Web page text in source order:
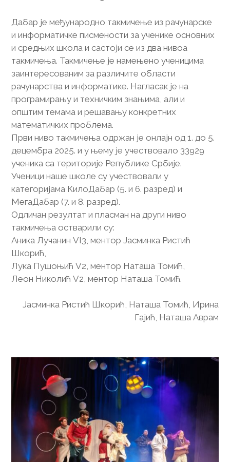
Дабар је међународно такмичење из рачунарске
и информатичке писмености за ученике основних
и средњих школа и састоји се из два нивоа
такмичења. Такмичење је намењено ученицима
заинтересованим за различите области
рачунарства и информатике. Нагласак је на
програмирању и техничким знањима, али и
општим темама и решавању конкретних
математичких проблема.
Први ниво такмичења одржан је онлајн од 1. до 5.
децембра 2025. и у њему је учествовало 33929
ученика са територије Републике Србије.
Ученици наше школе су учествовали у
категоријама КилоДабар (5. и 6. разред) и
МегаДабар (7. и 8. разред).
Одличан резултат и пласман на други ниво
такмичења остварили су:
Аника Лучанин VI3, ментор Јасминка Ристић
Шкорић,
Лука Пушоњић V2, ментор Наташа Томић,
Леон Николић V2, ментор Наташа Томић.
Јасминка Ристић Шкорић, Наташа Томић, Ирина
Гајић, Наташа Аврам